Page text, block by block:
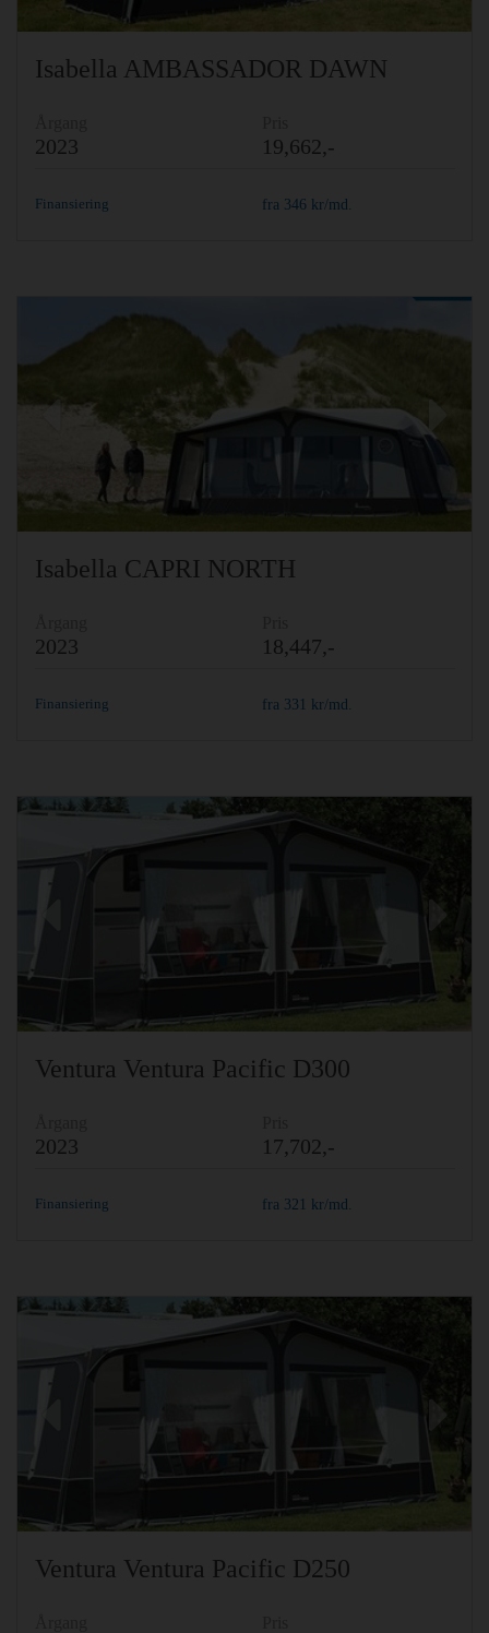
Isabella AMBASSADOR DAWN
2023 19,662,-
Finansiering fra 346 kr/md.
Previous
Isabella CAPRI NORTH
2023 18,447,-
Finansiering fra 331 kr/md.
Previous
Ventura Ventura Pacific D300
2023 17,702,-
Finansiering fra 321 kr/md.
Previous
Ventura Ventura Pacific D250